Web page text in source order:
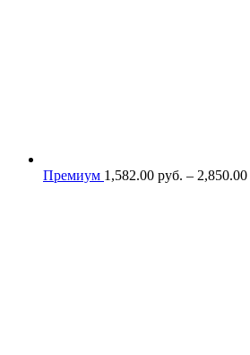
Премиум 1,582.00 руб. – 2,850.00